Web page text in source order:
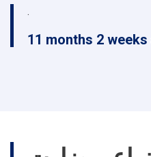
.
11 months 2 weeks